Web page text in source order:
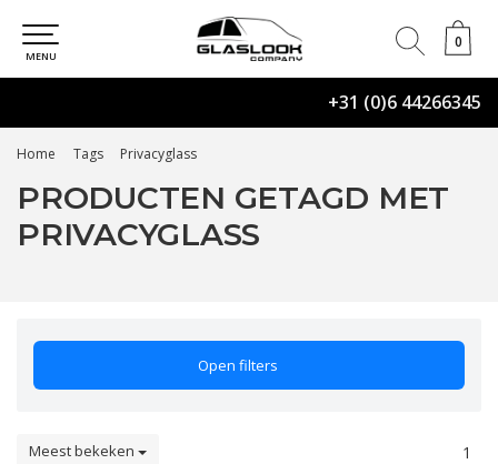
+31 (0)6 44266345
0
0
MENU
Home Tags Privacyglass
PRODUCTEN GETAGD MET
PRIVACYGLASS
Open filters
Meest bekeken 1